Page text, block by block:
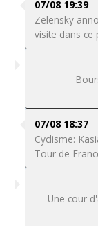
07/08 19:39
Zelensky
visite dans ce
07/08 18:37
Cyclisme:
Tour de
Une cour